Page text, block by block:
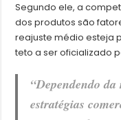
Segundo ele, a
dos produtos são
reajuste médio esteja
teto a ser oficializado
“Dependendo da
estratégias